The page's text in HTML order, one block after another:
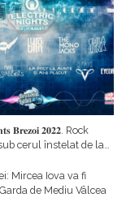
𝐁𝐫𝐞𝐳𝐨𝐢 𝟐𝟎𝟐𝟐. Rock
cerul înstelat de la
Mircea Iova va fi
de Mediu Vâlcea